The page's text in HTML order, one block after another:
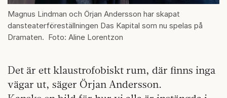
Magnus Lindman och Örjan Andersson har skapat
dansteaterföreställningen Das Kapital som nu spelas på
Dramaten. Foto: Aline Lorentzon
Det är ett klaustrofobiskt rum, där finns inga
vägar ut, säger Örjan Andersson.